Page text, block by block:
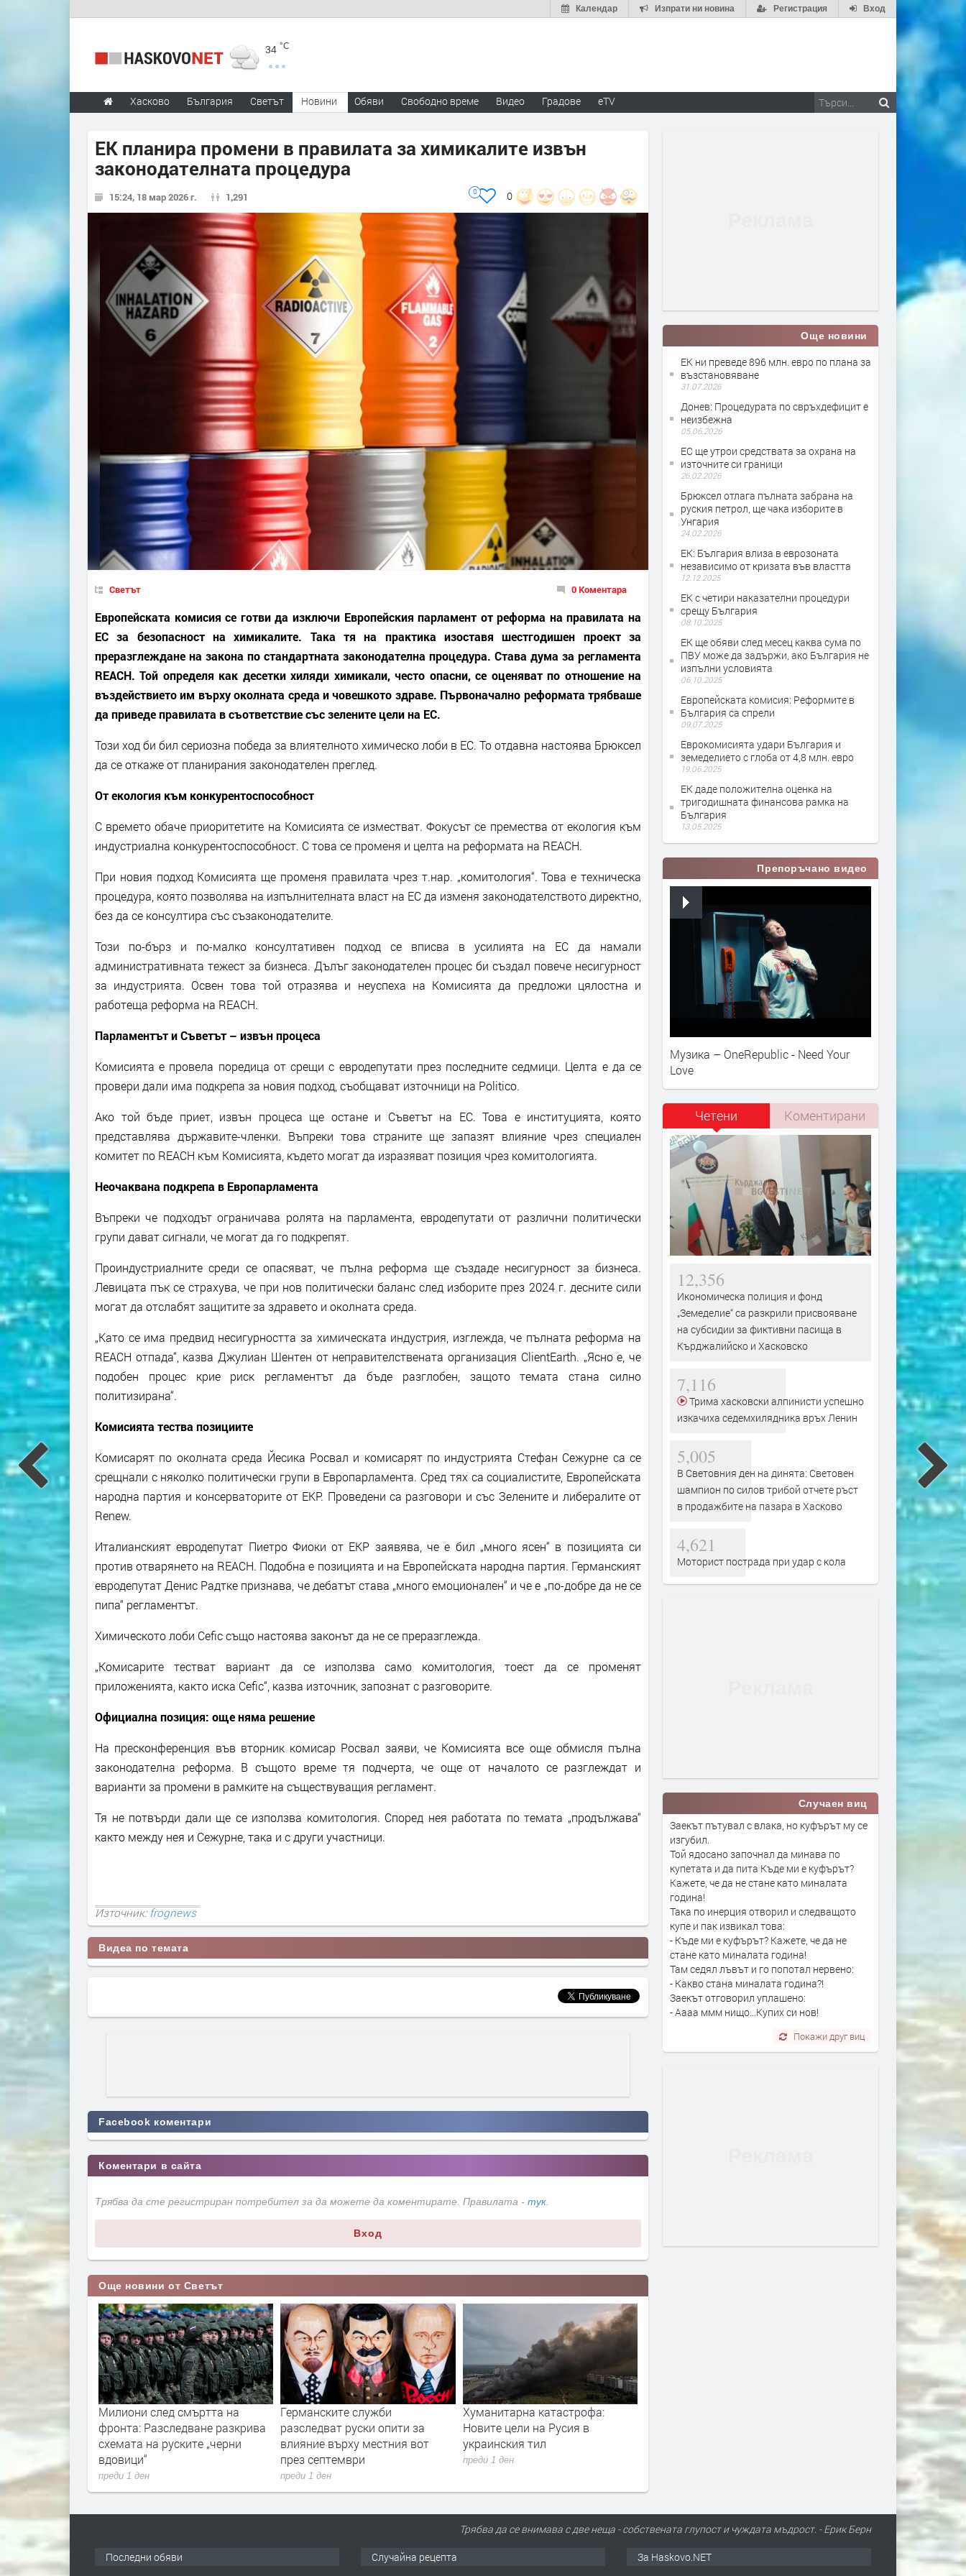
Вход
Регистрация
Изпрати ни новина
Календар
34 °C
Хасково България Светът Новини Обяви Свободно време Видео Градове eTV
ЕК планира промени в правилата за химикалите извън
законодателната процедура
15:24, 18 мар 2026 г. 1,291 0
0
Светът 0 Коментара
Европейската комисия се готви да изключи Европейския парламент от реформа на правилата на
ЕС за безопасност на химикалите. Така тя на практика изоставя шестгодишен проект за
преразглеждане на закона по стандартната законодателна процедура. Става дума за регламента
REACH. Той определя как десетки хиляди химикали, често опасни, се оценяват по отношение на
въздействието им върху околната среда и човешкото здраве. Първоначално реформата трябваше
да приведе правилата в съответствие със зелените цели на ЕС.
Този ход би бил сериозна победа за влиятелното химическо лоби в ЕС. То отдавна настоява Брюксел
да се откаже от планирания законодателен преглед.
От екология към конкурентоспособност
С времето обаче приоритетите на Комисията се изместват. Фокусът се премества от екология към
индустриална конкурентоспособност. С това се променя и целта на реформата на REACH.
При новия подход Комисията ще променя правилата чрез т.нар. „комитология“. Това е техническа
процедура, която позволява на изпълнителната власт на ЕС да изменя законодателството директно,
без да се консултира със съзаконодателите.
Този по-бърз и по-малко консултативен подход се вписва в усилията на ЕС да намали
административната тежест за бизнеса. Дълъг законодателен процес би създал повече несигурност
за индустрията. Освен това той отразява и неуспеха на Комисията да предложи цялостна и
работеща реформа на REACH.
Парламентът и Съветът – извън процеса
Комисията е провела поредица от срещи с евродепутати през последните седмици. Целта е да се
провери дали има подкрепа за новия подход, съобщават източници на Politico.
Ако той бъде приет, извън процеса ще остане и Съветът на ЕС. Това е институцията, която
представлява държавите-членки. Въпреки това страните ще запазят влияние чрез специален
комитет по REACH към Комисията, където могат да изразяват позиция чрез комитологията.
Неочаквана подкрепа в Европарламента
Въпреки че подходът ограничава ролята на парламента, евродепутати от различни политически
групи дават сигнали, че могат да го подкрепят.
Проиндустриалните среди се опасяват, че пълна реформа ще създаде несигурност за бизнеса.
Левицата пък се страхува, че при нов политически баланс след изборите през 2024 г. десните сили
могат да отслабят защитите за здравето и околната среда.
„Като се има предвид несигурността за химическата индустрия, изглежда, че пълната реформа на
REACH отпада“, казва Джулиан Шентен от неправителствената организация ClientEarth. „Ясно е, че
подобен процес крие риск регламентът да бъде разглобен, защото темата стана силно
политизирана“.
Комисията тества позициите
Комисарят по околната среда Йесика Росвал и комисарят по индустрията Стефан Сежурне са се
срещнали с няколко политически групи в Европарламента. Сред тях са социалистите, Европейската
народна партия и консерваторите от ЕКР. Проведени са разговори и със Зелените и либералите от
Renew.
Италианският евродепутат Пиетро Фиоки от ЕКР заявява, че е бил „много ясен“ в позицията си
против отварянето на REACH. Подобна е позицията и на Европейската народна партия. Германският
евродепутат Денис Радтке признава, че дебатът става „много емоционален“ и че е „по-добре да не се
пипа“ регламентът.
Химическото лоби Cefic също настоява законът да не се преразглежда.
„Комисарите тестват вариант да се използва само комитология, тоест да се променят
приложенията, както иска Cefic“, казва източник, запознат с разговорите.
Официална позиция: още няма решение
На пресконференция във вторник комисар Росвал заяви, че Комисията все още обмисля пълна
законодателна реформа. В същото време тя подчерта, че още от началото се разглеждат и
варианти за промени в рамките на съществуващия регламент.
Тя не потвърди дали ще се използва комитология. Според нея работата по темата „продължава“
както между нея и Сежурне, така и с други участници.
Източник:frognews
Видеа по темата
Facebook коментари
Коментари в сайта
Трябва да сте регистриран потребител за да можете да коментирате. Правилата - тук.
Вход
Още новини от Светът
с пожарите
vs.
Милиони след смъртта на
фронта: Разследване разкрива
схемата на руските „черни
вдовици“
преди 1 ден
Германските служби
разследват руски опити за
влияние върху местния вот
през септември
преди 1 ден
Хуманитарна катастрофа:
Новите цели на Русия в
украинския тил
преди 1 ден
Сеута след трагедията:
виновен – Испания,
трафикантите?
Още новини
ЕК ни преведе 896 млн. евро по плана за
възстановяване
31.07.2026
Донев: Процедурата по свръхдефицит е
неизбежна
05.06.2026
ЕС ще утрои средствата за охрана на
източните си граници
26.02.2026
Брюксел отлага пълната забрана на
руския петрол, ще чака изборите в
Унгария
24.02.2026
ЕК: България влиза в еврозоната
независимо от кризата във властта
12.12.2025
ЕК с четири наказателни процедури
срещу България
08.10.2025
ЕК ще обяви след месец каква сума по
ПВУ може да задържи, ако България не
изпълни условията
06.10.2025
Европейската комисия: Реформите в
България са спрели
09.07.2025
Еврокомисията удари България и
земеделието с глоба от 4,8 млн. евро
19.06.2025
ЕК даде положителна оценка на
тригодишната финансова рамка на
България
13.05.2025
Препоръчано видео
Музика – OneRepublic - Need Your
Love
Четени Коментирани
12,356
Икономическа полиция и фонд
„Земеделие“ са разкрили присвояване
на субсидии за фиктивни пасища в
Кърджалийско и Хасковско
7,116
Трима хасковски алпинисти успешно
изкачиха седемхилядника връх Ленин
5,005
В Световния ден на динята: Световен
шампион по силов трибой отчете ръст
в продажбите на пазара в Хасково
4,621
Моторист пострада при удар с кола
Случаен виц
Заекът пътувал с влака, но куфърът му се
изгубил.
Той ядосано започнал да минава по
купетата и да пита Къде ми е куфърът?
Кажете, че да не стане като миналата
година!
Така по инерция отворил и следващото
купе и пак извикал това:
- Къде ми е куфърът? Кажете, че да не
стане като миналата година!
Там седял лъвът и го попотал нервено:
- Какво стана миналата година?!
Заекът отговорил уплашено:
- Аааа ммм нищо...Купих си нов!
Покажи друг виц
Трябва да се внимава с две неща - собствената глупост и чуждата мъдрост. - Ерик Берн
Последни обяви Случайна рецепта За Haskovo.NET